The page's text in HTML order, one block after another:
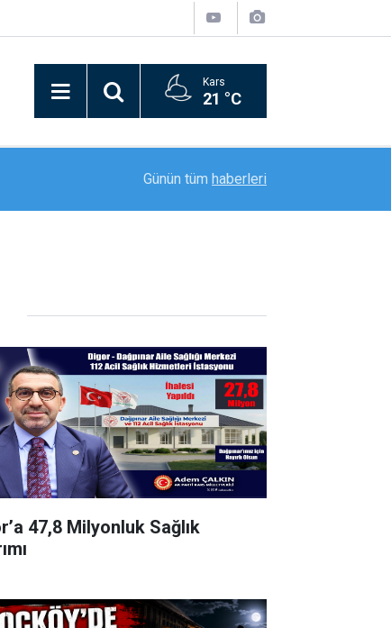
Kars
21 °C
Oğlunun Katili İle Nikah Masasına Oturdu
Günün tüm haberleri
47,8 Milyonluk Sağlık